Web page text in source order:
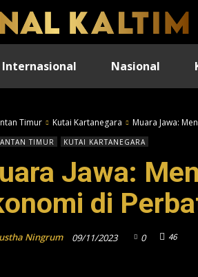
Internasional Nasional
Timur Kutai Kartanegara Muara Jawa:
TIMUR KUTAI KARTANEGARA
Jawa:
di
Ningrum 09/11/2023 0 46